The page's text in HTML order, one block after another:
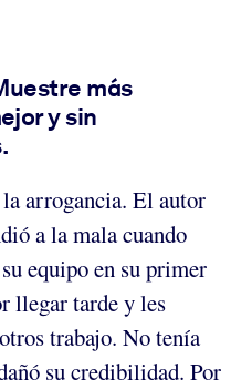
más
y sin
.
arrogancia. El autor
a la mala cuando
equipo en su primer
llegar tarde y les
trabajo. No tenía
su credibilidad. Por